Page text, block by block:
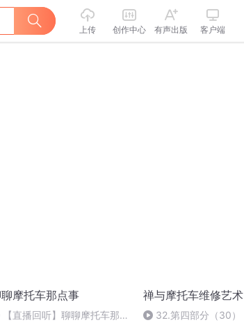
上传 创作中心 有声出版 客户端
摩托车那点事
【直播回听】聊聊摩托车那点
禅与摩托车维修艺术
32.第四部分（30）